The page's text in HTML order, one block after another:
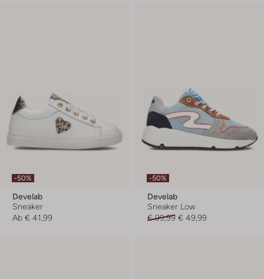
-50%
Develab
Sneaker
Ab € 41,99
-50%
Develab
Sneaker Low
€ 99,99 € 49,99